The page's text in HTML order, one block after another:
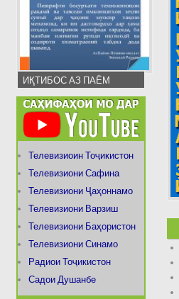
ИҚТИБОС АЗ ПАЁМ
Телевизиоин Тоҷикистон
Телевизиони Сафина
Телевизиони Ҷаҳоннамо
Телевизиони Варзиш
Телевизиони Баҳористон
Телевизиони Синамо
Радиои Тоҷикистон
Садои Душанбе